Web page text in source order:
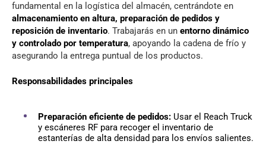
fundamental en la logística del almacén, centrándote en
almacenamiento en altura, preparación de pedidos y
reposición de inventario. Trabajarás en un entorno dinámico
y controlado por temperatura, apoyando la cadena de frío y
asegurando la entrega puntual de los productos.
Responsabilidades principales
Preparación eficiente de pedidos: Usar el Reach Truck
y escáneres RF para recoger el inventario de
estanterías de alta densidad para los envíos salientes.